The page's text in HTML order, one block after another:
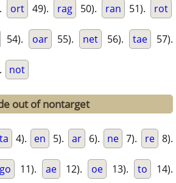
ort 49). rag 50). ran 51). rot
54). oar 55). net 56). tae 57).
not
out of nontarget
ta 4). en 5). ar 6). ne 7). re 8).
go 11). ae 12). oe 13). to 14).